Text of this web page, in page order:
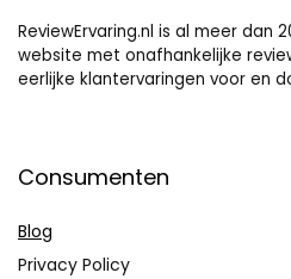
ReviewErvaring.nl is al meer dan
website met onafhankelijke
eerlijke klantervaringen voor en
Consumenten
Blog
Privacy Policy